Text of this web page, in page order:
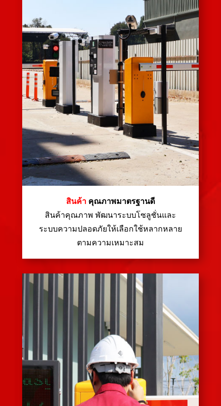
สินค้าคุณภาพมาตรฐานดี
สินค้าคุณภาพ พัฒนาระบบโซลูชั่นและ
ระบบความปลอดภัยให้เลือกใช้หลากหลาย
ตามความเหมาะสม